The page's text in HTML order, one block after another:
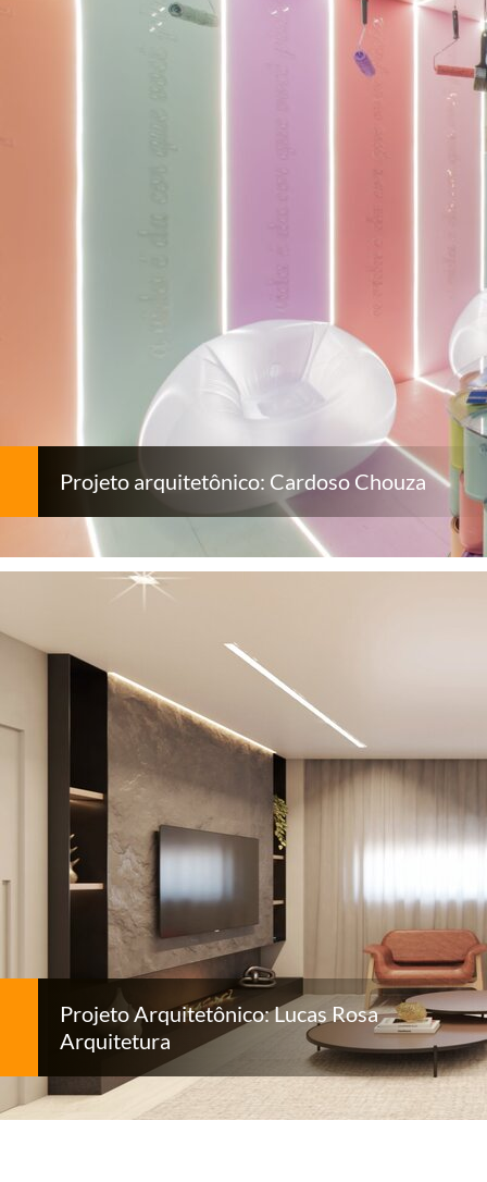
Projeto arquitetônico: Cardoso Chouza
Projeto Arquitetônico: Lucas Rosa
Arquitetura